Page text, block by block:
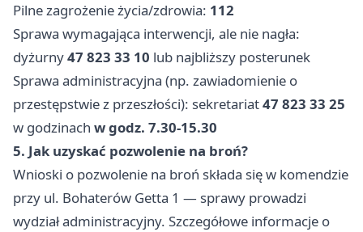
Pilne zagrożenie życia/zdrowia: 112
Sprawa wymagająca interwencji, ale nie nagła:
dyżurny47 823 33 10 lub najbliższy posterunek
Sprawa administracyjna (np. zawiadomienie o
przestępstwie z przeszłości): sekretariat47 823 33 25
w godzinach w godz. 7.30-15.30
5. Jak uzyskać pozwolenie na broń?
Wnioski o pozwolenie na broń składa się w komendzie
przy ul. Bohaterów Getta 1 — sprawy prowadzi
wydział administracyjny. Szczegółowe informacje o